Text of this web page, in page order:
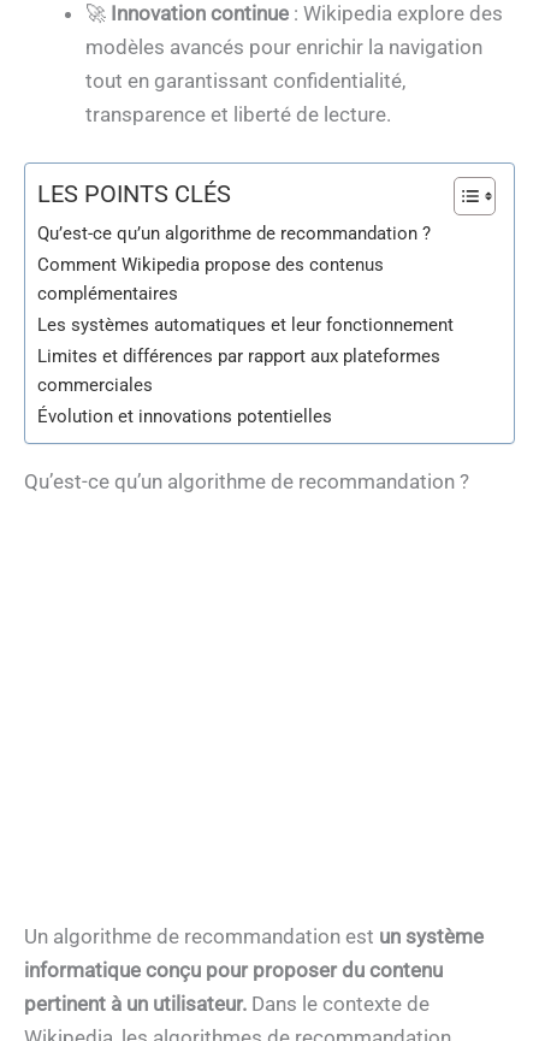
🚀 Innovation continue : Wikipedia explore des
modèles avancés pour enrichir la navigation
tout en garantissant confidentialité,
transparence et liberté de lecture.
LES POINTS CLÉS
Qu’est-ce qu’un algorithme de recommandation ?
Comment Wikipedia propose des contenus
complémentaires
Les systèmes automatiques et leur fonctionnement
Limites et différences par rapport aux plateformes
commerciales
Évolution et innovations potentielles
Qu’est-ce qu’un algorithme de recommandation ?
Un algorithme de recommandation est un système
informatique conçu pour proposer du contenu
pertinent à un utilisateur. Dans le contexte de